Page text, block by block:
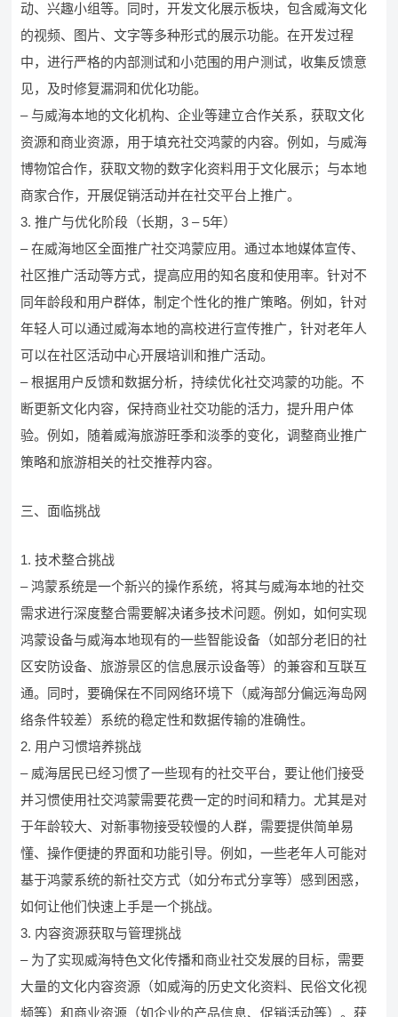
动、兴趣小组等。同时，开发文化展示板块，包含威海文化
的视频、图片、文字等多种形式的展示功能。在开发过程
中，进行严格的内部测试和小范围的用户测试，收集反馈意
见，及时修复漏洞和优化功能。
– 与威海本地的文化机构、企业等建立合作关系，获取文化
资源和商业资源，用于填充社交鸿蒙的内容。例如，与威海
博物馆合作，获取文物的数字化资料用于文化展示；与本地
商家合作，开展促销活动并在社交平台上推广。
3. 推广与优化阶段（长期，3 – 5年）
– 在威海地区全面推广社交鸿蒙应用。通过本地媒体宣传、
社区推广活动等方式，提高应用的知名度和使用率。针对不
同年龄段和用户群体，制定个性化的推广策略。例如，针对
年轻人可以通过威海本地的高校进行宣传推广，针对老年人
可以在社区活动中心开展培训和推广活动。
– 根据用户反馈和数据分析，持续优化社交鸿蒙的功能。不
断更新文化内容，保持商业社交功能的活力，提升用户体
验。例如，随着威海旅游旺季和淡季的变化，调整商业推广
策略和旅游相关的社交推荐内容。
三、面临挑战
1. 技术整合挑战
– 鸿蒙系统是一个新兴的操作系统，将其与威海本地的社交
需求进行深度整合需要解决诸多技术问题。例如，如何实现
鸿蒙设备与威海本地现有的一些智能设备（如部分老旧的社
区安防设备、旅游景区的信息展示设备等）的兼容和互联互
通。同时，要确保在不同网络环境下（威海部分偏远海岛网
络条件较差）系统的稳定性和数据传输的准确性。
2. 用户习惯培养挑战
– 威海居民已经习惯了一些现有的社交平台，要让他们接受
并习惯使用社交鸿蒙需要花费一定的时间和精力。尤其是对
于年龄较大、对新事物接受较慢的人群，需要提供简单易
懂、操作便捷的界面和功能引导。例如，一些老年人可能对
基于鸿蒙系统的新社交方式（如分布式分享等）感到困惑，
如何让他们快速上手是一个挑战。
3. 内容资源获取与管理挑战
– 为了实现威海特色文化传播和商业社交发展的目标，需要
大量的文化内容资源（如威海的历史文化资料、民俗文化视
频等）和商业资源（如企业的产品信息、促销活动等）。获